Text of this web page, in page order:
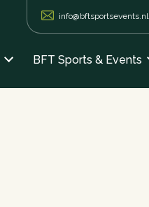
info@bftsportsevents.nl
BFT Sports & Events